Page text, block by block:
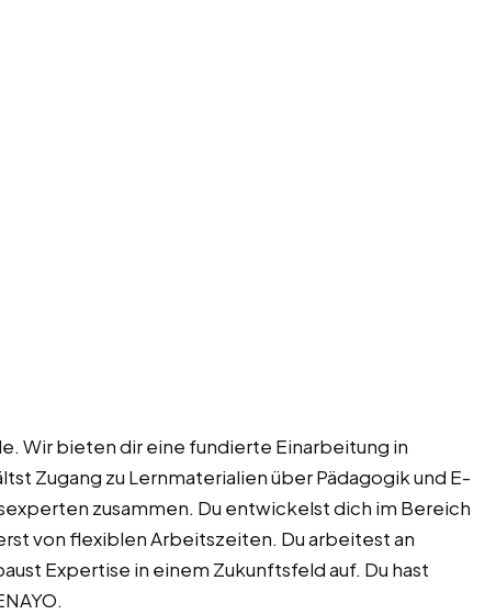
Wir bieten dir eine fundierte Einarbeitung in
Zugang zu Lernmaterialien über Pädagogik und E-
zusammen. Du entwickelst dich im Bereich
von flexiblen Arbeitszeiten. Du arbeitest an
Expertise in einem Zukunftsfeld auf. Du hast